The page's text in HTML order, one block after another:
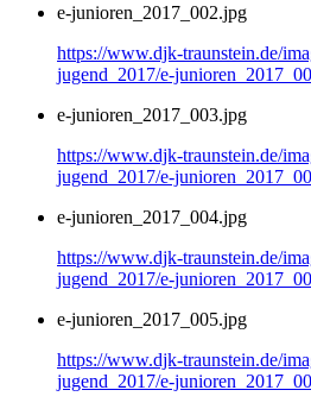
e-junioren_2017_002.jpg
https://www.djk-traunstein.de/
jugend_2017/e-
e-junioren_2017_003.jpg
https://www.djk-traunstein.de/
jugend_2017/e-
e-junioren_2017_004.jpg
https://www.djk-traunstein.de/
jugend_2017/e-
e-junioren_2017_005.jpg
https://www.djk-traunstein.de/
jugend_2017/e-